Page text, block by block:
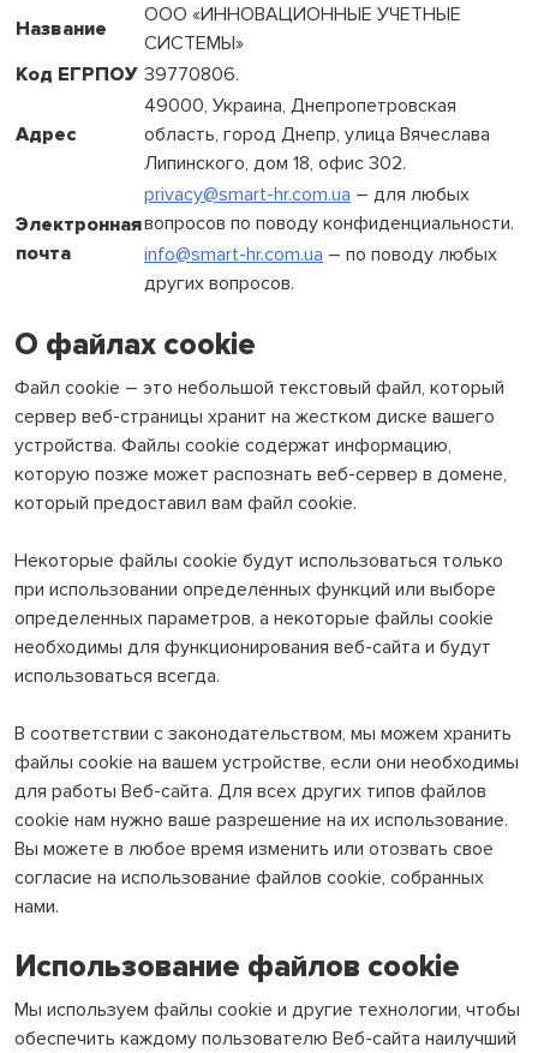
Название
ООО «ИННОВАЦИОННЫЕ УЧЕТНЫЕ
СИСТЕМЫ»
Код ЕГРПОУ 39770806.
Адрес
49000, Украина, Днепропетровская
область, город Днепр, улица Вячеслава
Липинского, дом 18, офис 302.
Электронная
почта
privacy@smart-hr.com.ua – для любых
вопросов по поводу конфиденциальности.
info@smart-hr.com.ua – по поводу любых
других вопросов.
О файлах cookie
Файл cookie – это небольшой текстовый файл, который
сервер веб-страницы хранит на жестком диске вашего
устройства. Файлы cookie содержат информацию,
которую позже может распознать веб-сервер в домене,
который предоставил вам файл cookie.
Некоторые файлы cookie будут использоваться только
при использовании определенных функций или выборе
определенных параметров, а некоторые файлы cookie
необходимы для функционирования веб-сайта и будут
использоваться всегда.
В соответствии с законодательством, мы можем хранить
файлы cookie на вашем устройстве, если они необходимы
для работы Веб-сайта. Для всех других типов файлов
cookie нам нужно ваше разрешение на их использование.
Вы можете в любое время изменить или отозвать свое
согласие на использование файлов cookie, собранных
нами.
Использование файлов cookie
Мы используем файлы cookie и другие технологии, чтобы
обеспечить каждому пользователю Веб-сайта наилучший